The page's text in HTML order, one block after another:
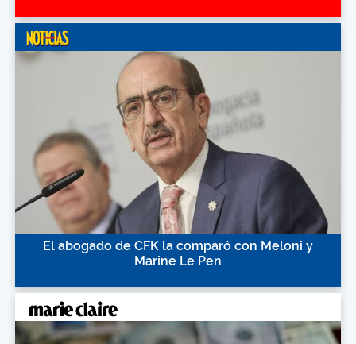
El abogado de CFK la comparó con Meloni y
Marine Le Pen